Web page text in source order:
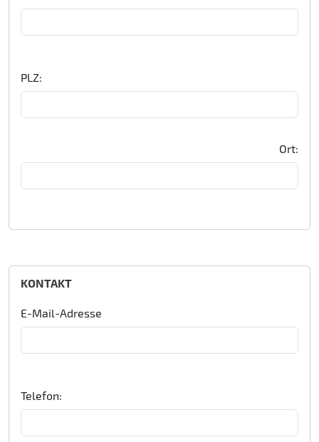
PLZ:
Ort:
KONTAKT
E-Mail-Adresse
Telefon: